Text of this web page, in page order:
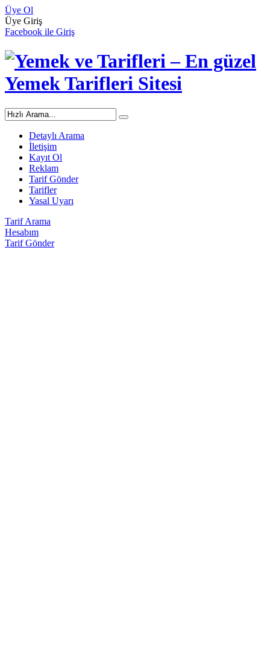
Üye Ol
Üye Giriş
Facebook ile Giriş
Detaylı Arama
İletişim
Kayıt Ol
Reklam
Tarif Gönder
Tarifler
Yasal Uyarı
Tarif Arama
Hesabım
Tarif Gönder